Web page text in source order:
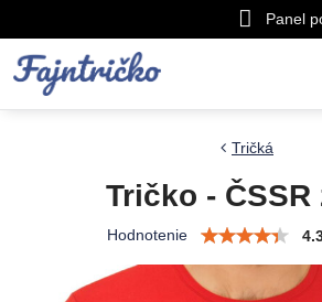
Panel
Tričká
Tričko - ČSSR
Hodnotenie